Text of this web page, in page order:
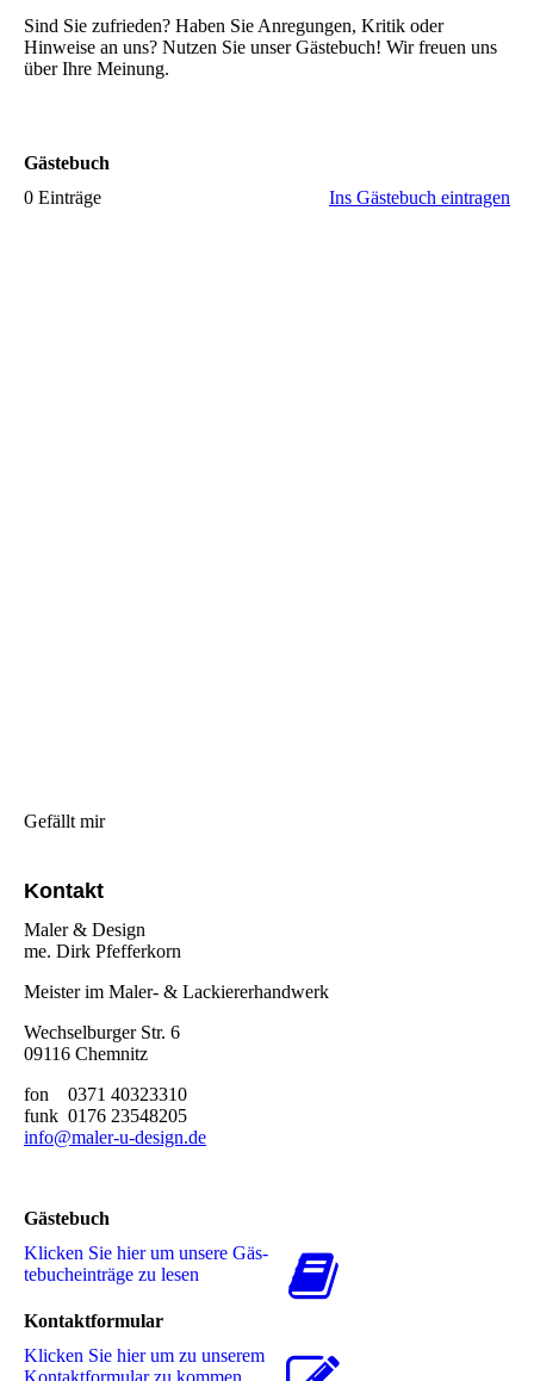
Sind Sie zufrieden? Haben Sie Anregungen, Kritik oder
Hinweise an uns? Nutzen Sie unser Gästebuch! Wir freuen uns
über Ihre Meinung.
Gästebuch
0 Einträge
Ins Gästebuch eintragen
Gefällt mir
Kontakt
Maler & Design
me. Dirk Pfefferkorn
Meister im Maler- & Lackiererhandwerk
Wechselburger Str. 6
09116 Chemnitz
fon 0371 40323310
funk 0176 23548205
info@maler-u-design.de
Gästebuch
Klicken Sie hier um unsere Gäs­
te­buch­ein­trä­ge zu lesen
Kontaktformular
Klicken Sie hier um zu unserem